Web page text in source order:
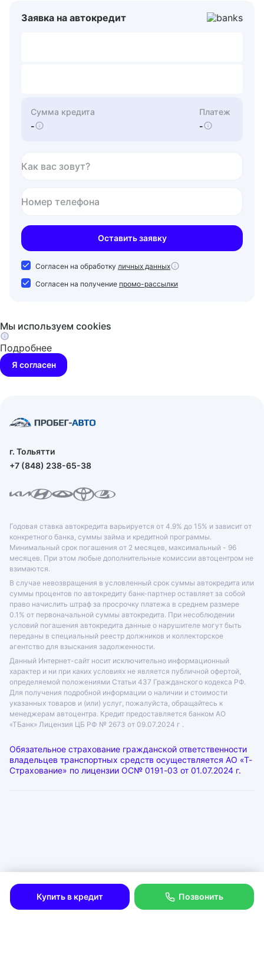
Купить в кредит Позвонить
Заявка на автокредит
Сумма кредита
-
Платеж
-
Как вас зовут?
Номер телефона
Оставить заявку
Согласен на обработку личных данных
Согласен на получение промо-рассылки
Мы используем cookies
Подробнее
Я согласен
г. Тольятти
+7 (848) 238-65-38
Годовая ставка автокредита варьируется от 4.9% до 15% и зависит от
конкретного банка, суммы займа и кредитной программы.
Минимальный срок погашения от 2 месяцев, максимальный - 96
месяцев. При этом любые дополнительные комиссии автоцентром не
взимаются.
В случае невозвращения в условленный срок суммы автокредита или
суммы процентов по автокредиту банк-партнер оставляет за собой
право начислить штраф за просрочку платежа в среднем размере
0.1% от первоначальной суммы автокредита. При несоблюдении
условий погашения автокредита данные о нарушителе могут быть
переданы в специальный реестр должников и коллекторское
агентство для взыскания задолженности.
Данный Интернет-сайт носит исключительно информационный
характер и ни при каких условиях не является публичной офертой,
определяемой положениями Статьи 437 Гражданского кодекса РФ.
Для получения подробной информации о наличии и стоимости
указанных товаров и (или) услуг, пожалуйста, обращайтесь к
менеджерам автоцентра. Кредит предоставляется банком АО
«ТБанк» Лицензия ЦБ РФ № 2673 от 09.07.2024 г .
Обязательное страхование гражданской ответственности
владельцев транспортных средств осуществляется АО «Т-
Страхование» по лицензии ОС№ 0191-03 от 01.07.2024 г.
Согласие на рекламную рассылку